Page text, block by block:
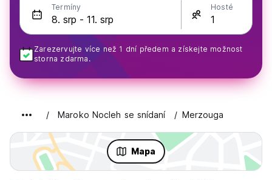
Termíny Hosté
Zarezervujte více než 1 dní předem a získejte možnost
storna zdarma.
Maroko Nocleh se snídaní Merzouga
Mapa